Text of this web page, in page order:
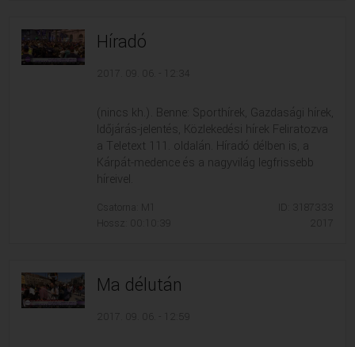
Híradó
2017. 09. 06. - 12:34
(nincs kh.). Benne: Sporthírek, Gazdasági hírek,
Időjárás-jelentés, Közlekedési hírek Feliratozva
a Teletext 111. oldalán. Híradó délben is, a
Kárpát-medence és a nagyvilág legfrissebb
híreivel.
Csatorna: M1
Hossz: 00:10:39
ID: 3187333
2017
Ma délután
2017. 09. 06. - 12:59